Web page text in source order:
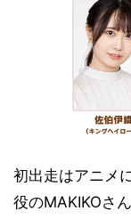
初出走はアニメ
役のMAKIKOさん